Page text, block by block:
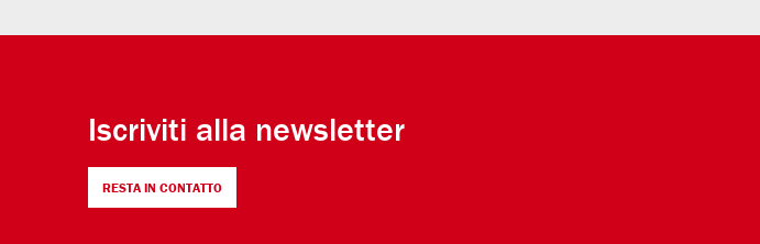
Iscriviti alla newsletter
RESTA IN CONTATTO